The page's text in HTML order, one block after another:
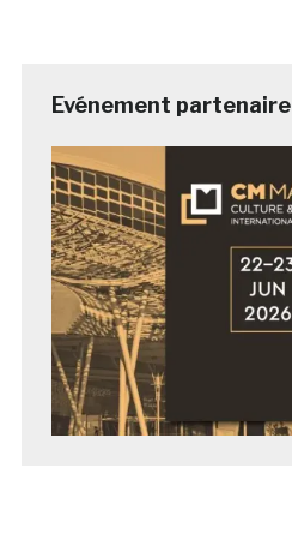
Evénement partenaire